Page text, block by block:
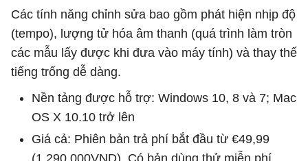
Các tính năng chỉnh sửa bao gồm phát hiện nhịp độ
(tempo), lượng tử hóa âm thanh (quá trình làm tròn
các mẫu lấy được khi đưa vào máy tính) và thay thế
tiếng trống dễ dàng.
Nền tảng được hỗ trợ: Windows 10, 8 và 7; Mac
OS X 10.10 trở lên
Giá cả: Phiên bản trả phí bắt đầu từ €49,99
(1.290.000VND). Có bản dùng thử miễn phí